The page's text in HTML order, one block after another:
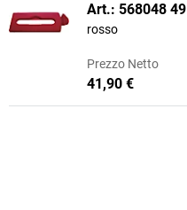
Art.: 568048 49
rosso
Prezzo Netto
41,90 €